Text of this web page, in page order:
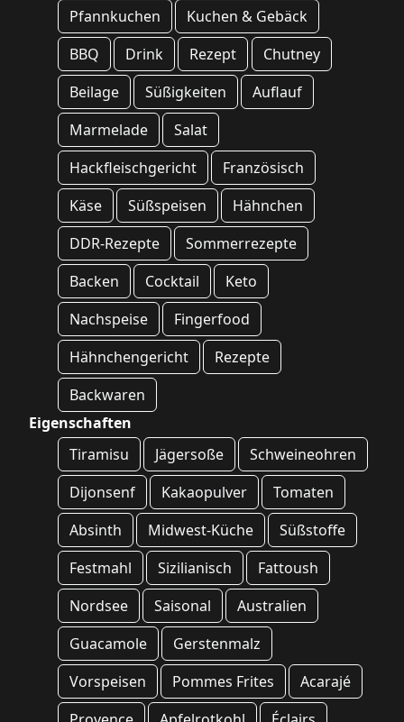
Pfannkuchen
Kuchen & Gebäck
BBQ
Drink Rezept
Chutney
Beilage
Süßigkeiten
Auflauf
Marmelade
Salat
Hackfleischgericht
Französisch
Käse
Süßspeisen
Hähnchen
DDR-Rezepte
Sommerrezepte
Backen
Cocktail
Keto
Nachspeise
Fingerfood
Hähnchengericht
Rezepte
Backwaren
Eigenschaften
Tiramisu
Jägersoße
Schweineohren
Dijonsenf
Kakaopulver
Tomaten
Absinth
Midwest-Küche
Süßstoffe
Festmahl
Sizilianisch
Fattoush
Nordsee
Saisonal
Australien
Guacamole
Gerstenmalz
Vorspeisen
Pommes Frites
Acarajé